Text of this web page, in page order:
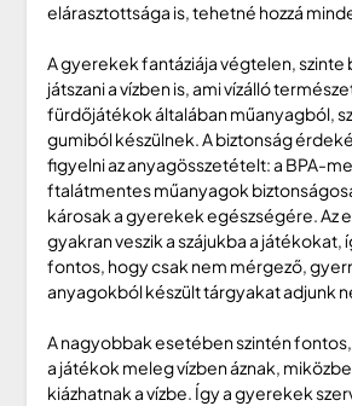
elárasztottsága is, tehetné hozzá
A gyerekek fantáziája végtelen, szinte
játszani a vízben is, ami vízálló
fürdőjátékok általában műanyagból,
gumiból készülnek. A biztonság
figyelni az anyagösszetételt: a BPA-
ftalátmentes műanyagok
károsak a gyerekek egészségére. Az
gyakran veszik a szájukba a játékokat,
fontos, hogy csak nem mérgező,
anyagokból készült tárgyakat adjunk
A nagyobbak esetében szintén
a játékok meleg vízben áznak,
kiázhatnak a vízbe. Így a gyerekek